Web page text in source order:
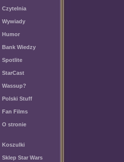
Czytelnia
Wywiady
Humor
Bank Wiedzy
Spotlite
StarCast
Wassup?
Polski Stuff
Fan Films
O stronie
Koszulki
Sklep Star Wars